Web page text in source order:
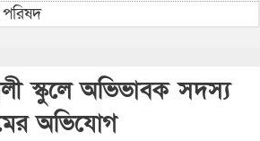
পরিষদ
স্কুলে অভিভাবক সদস্য
অভিযোগ